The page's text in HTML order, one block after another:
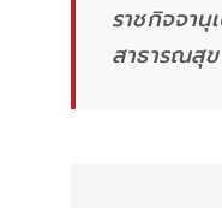
ราชกิจจานุ
สาธารณสุ